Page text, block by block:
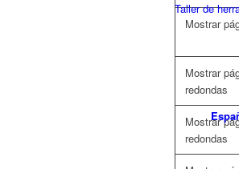
Taller de
redondas
redondas